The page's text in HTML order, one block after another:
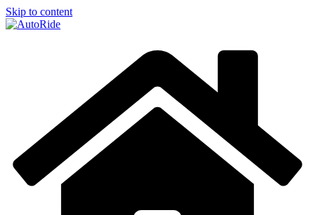
Skip to content